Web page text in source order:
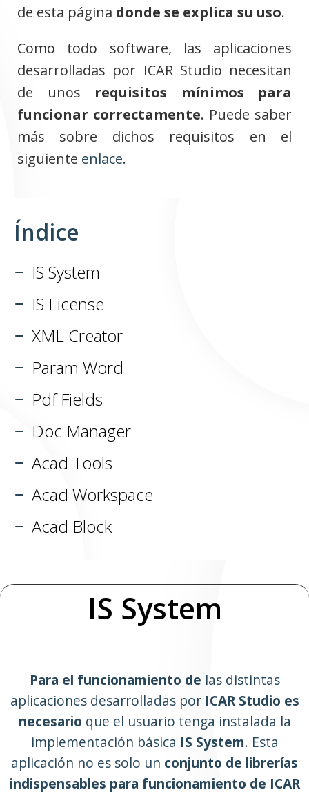
de esta página donde se explica su uso.
Como todo software, las aplicaciones
desarrolladas por ICAR Studio necesitan
de unos requisitos mínimos para
funcionar correctamente. Puede saber
más sobre dichos requisitos en el
siguiente enlace.
Índice
IS System
IS License
XML Creator
Param Word
Pdf Fields
Doc Manager
Acad Tools
Acad Workspace
Acad Block
IS System
Para el funcionamiento de las distintas
aplicaciones desarrolladas por ICAR Studio es
necesario que el usuario tenga instalada la
implementación básica IS System. Esta
aplicación no es solo un conjunto de librerías
indispensables para funcionamiento de ICAR